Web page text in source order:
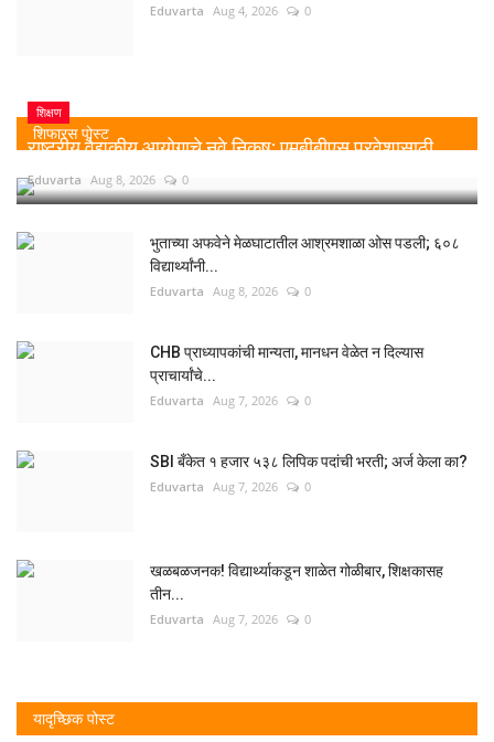
Eduvarta Aug 4, 2026 0
शिफारस पोस्ट
शिक्षण
राष्ट्रीय वैद्यकीय आयोगाचे नवे निकष: एमबीबीएस प्रवेशासाठी...
Eduvarta Aug 8, 2026 0
भुताच्या अफवेने मेळघाटातील आश्रमशाळा ओस पडली; ६०८
विद्यार्थ्यांनी...
Eduvarta Aug 8, 2026 0
CHB प्राध्यापकांची मान्यता, मानधन वेळेत न दिल्यास
प्राचार्यांचे...
Eduvarta Aug 7, 2026 0
SBI बँकेत १ हजार ५३८ लिपिक पदांची भरती; अर्ज केला का?
Eduvarta Aug 7, 2026 0
खळबळजनक! विद्यार्थ्याकडून शाळेत गोळीबार, शिक्षकासह
तीन...
Eduvarta Aug 7, 2026 0
यादृच्छिक पोस्ट